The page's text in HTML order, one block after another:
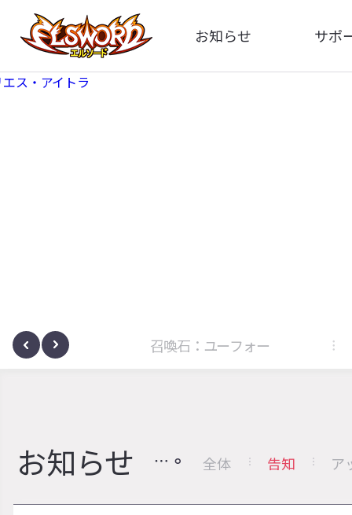
お知らせ
全体
サポ
サノヴァ 召喚石：ユーフォー
お知らせ 全体 告知 ア